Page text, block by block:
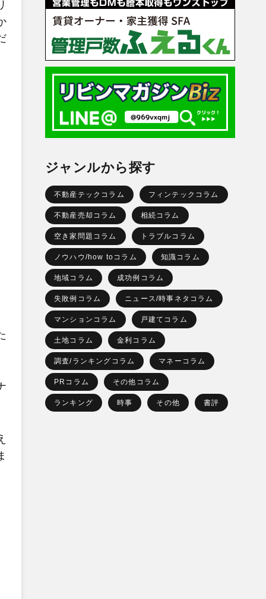
ジャンルから探す
不動産テックコラム フィンテックコラム
不動産売却コラム 相続コラム
空き家問題コラム トラブルコラム
ノウハウ/how toコラム 知識コラム
地域コラム 成功例コラム
失敗例コラム ニュース/時事ネタコラム
マンションコラム 戸建てコラム
土地コラム 金利コラム
調査/ランキングコラム マネーコラム
PRコラム その他コラム
ランキング 時事 その他 書評